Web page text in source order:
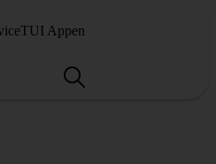
TUI Appen